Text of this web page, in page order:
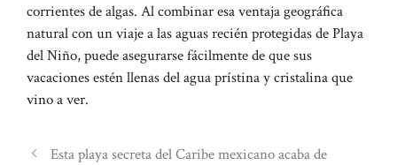
corrientes de algas. Al combinar esa ventaja geográfica
natural con un viaje a las aguas recién protegidas de Playa
del Niño, puede asegurarse fácilmente de que sus
vacaciones estén llenas del agua prístina y cristalina que
vino a ver.
Esta playa secreta del Caribe mexicano acaba de